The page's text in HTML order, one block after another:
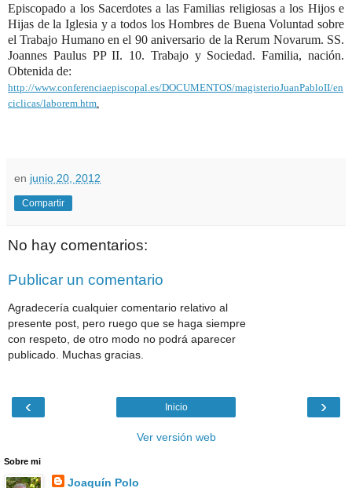
Episcopado a los Sacerdotes a las Familias religiosas a los Hijos e
Hijas de la Iglesia y a todos los Hombres de Buena Voluntad sobre
el Trabajo Humano en el 90 aniversario de la Rerum Novarum. SS.
Joannes Paulus PP II. 10. Trabajo y Sociedad. Familia, nación.
Obtenida de:
http://www.conferenciaepiscopal.es/DOCUMENTOS/magisterioJuanPabloII/en
ciclicas/laborem.htm
en junio 20, 2012
Compartir
No hay comentarios:
Publicar un comentario
Agradecería cualquier comentario relativo al
presente post, pero ruego que se haga siempre
con respeto, de otro modo no podrá aparecer
publicado. Muchas gracias.
‹ ›
Inicio
Ver versión web
Sobre mi
Joaquín Polo